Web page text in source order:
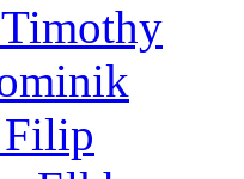
Filip